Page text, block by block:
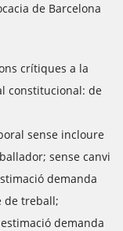
de Barcelona
crítiques a la
constitucional: de
sense incloure
sense canvi
demanda
de treball;
demanda